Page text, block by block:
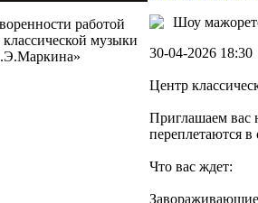
работой
музыки
Шоу
30-04-2026 18:30
Центр
Приглашаем вас
переплетаются
Что вас ждет: